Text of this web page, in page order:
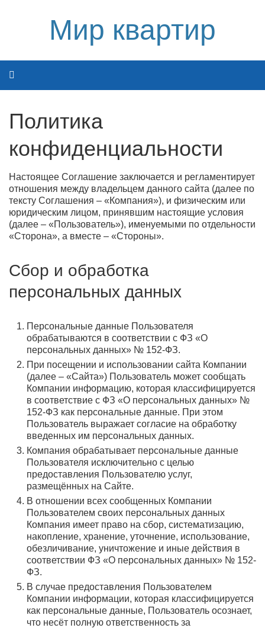
Мир квартир
Политика
конфиденциальности
Настоящее Соглашение заключается и регламентирует
отношения между владельцем данного сайта (далее по
тексту Соглашения – «Компания»), и физическим или
юридическим лицом, принявшим настоящие условия
(далее – «Пользователь»), именуемыми по отдельности
«Сторона», а вместе – «Стороны».
Сбор и обработка
персональных данных
Персональные данные Пользователя
обрабатываются в соответствии с ФЗ «О
персональных данных» № 152-ФЗ.
При посещении и использовании сайта Компании
(далее – «Сайта») Пользователь может сообщать
Компании информацию, которая классифицируется
в соответствие с ФЗ «О персональных данных» №
152-ФЗ как персональные данные. При этом
Пользователь выражает согласие на обработку
введенных им персональных данных.
Компания обрабатывает персональные данные
Пользователя исключительно с целью
предоставления Пользователю услуг,
размещённых на Сайте.
В отношении всех сообщенных Компании
Пользователем своих персональных данных
Компания имеет право на сбор, систематизацию,
накопление, хранение, уточнение, использование,
обезличивание, уничтожение и иные действия в
соответствии ФЗ «О персональных данных» № 152-
ФЗ.
В случае предоставления Пользователем
Компании информации, которая классифицируется
как персональные данные, Пользователь осознает,
что несёт полную ответственность за